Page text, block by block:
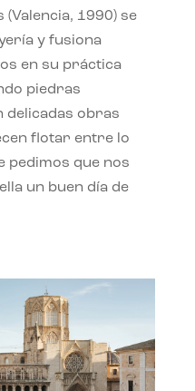
(Valencia, 1990) se
y fusiona
en su práctica
piedras
delicadas obras
flotar entre lo
pedimos que nos
un buen día de